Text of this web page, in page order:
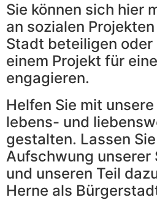
Sie können sich hier
an sozialen
Stadt beteiligen
einem Projekt für
engagieren.
Helfen Sie mit
lebens- und
gestalten. Lassen
Aufschwung unserer
und unseren Teil
Herne als